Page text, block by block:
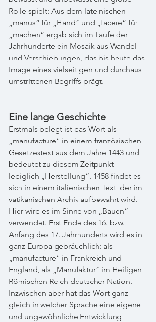
Rolle spielt: Aus dem lateinischen
„manus“ für „Hand“ und „facere“ für
„machen“ ergab sich im Laufe der
Jahrhunderte ein Mosaik aus Wandel
und Verschiebungen, das bis heute das
Image eines vielseitigen und durchaus
umstrittenen Begriffs prägt.
Eine lange Geschichte
Erstmals belegt ist das Wort als
„manufacture“ in einem französischen
Gesetzestext aus dem Jahre 1443 und
bedeutet zu diesem Zeitpunkt
lediglich „Herstellung“. 1458 findet es
sich in einem italienischen Text, der im
vatikanischen Archiv aufbewahrt wird.
Hier wird es im Sinne von „Bauen“
verwendet. Erst Ende des 16. bzw.
Anfang des 17. Jahrhunderts wird es in
ganz Europa gebräuchlich: als
„manufacture“ in Frankreich und
England, als „Manufaktur“ im Heiligen
Römischen Reich deutscher Nation.
Inzwischen aber hat das Wort ganz
gleich in welcher Sprache eine eigene
und ungewöhnliche Entwicklung